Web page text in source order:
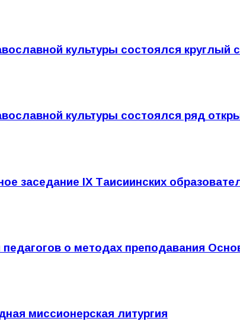
культуры состоялся круглый
культуры состоялся ряд
заседание IX Таисиинских
о методах преподавания
миссионерская литургия